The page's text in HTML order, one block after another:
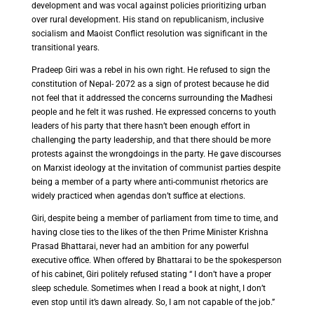
development and was vocal against policies prioritizing urban
over rural development. His stand on republicanism, inclusive
socialism and Maoist Conflict resolution was significant in the
transitional years.
Pradeep Giri was a rebel in his own right. He refused to sign the
constitution of Nepal- 2072 as a sign of protest because he did
not feel that it addressed the concerns surrounding the Madhesi
people and he felt it was rushed. He expressed concerns to youth
leaders of his party that there hasn’t been enough effort in
challenging the party leadership, and that there should be more
protests against the wrongdoings in the party. He gave discourses
on Marxist ideology at the invitation of communist parties despite
being a member of a party where anti-communist rhetorics are
widely practiced when agendas don’t suffice at elections.
Giri, despite being a member of parliament from time to time, and
having close ties to the likes of the then Prime Minister Krishna
Prasad Bhattarai, never had an ambition for any powerful
executive office. When offered by Bhattarai to be the spokesperson
of his cabinet, Giri politely refused stating “ I don’t have a proper
sleep schedule. Sometimes when I read a book at night, I don’t
even stop until it’s dawn already. So, I am not capable of the job.”